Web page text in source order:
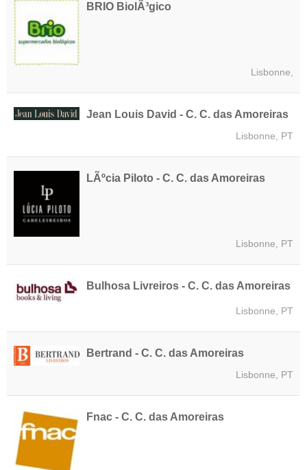
BRIO BiolÃ³gico
Lisbonne,
Jean Louis David - C. C. das Amoreiras
Lisbonne, PT
LÃºcia Piloto - C. C. das Amoreiras
Lisbonne, PT
Bulhosa Livreiros - C. C. das Amoreiras
Lisbonne, PT
Bertrand - C. C. das Amoreiras
Lisbonne, PT
Fnac - C. C. das Amoreiras